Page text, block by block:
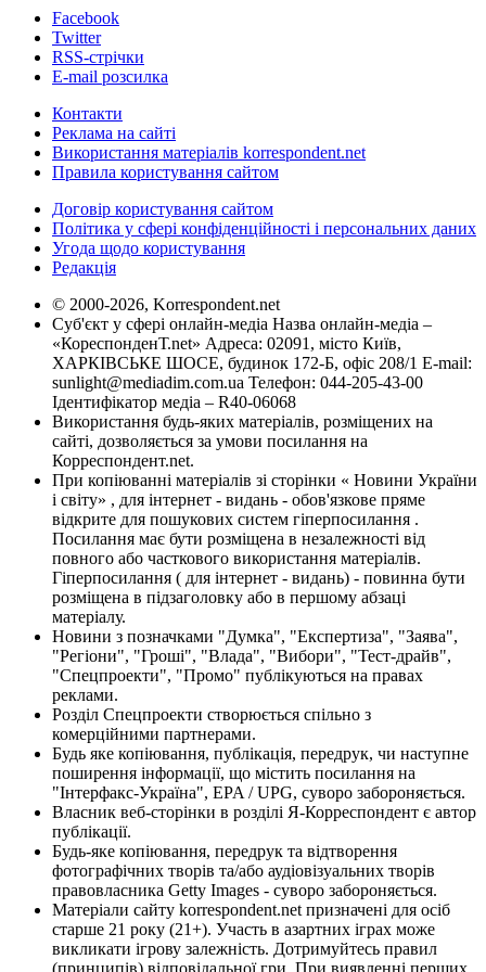
Facebook
Twitter
RSS-стрічки
E-mail розсилка
Контакти
Реклама на сайті
Використання матеріалів korrespondent.net
Правила користування сайтом
Договір користування сайтом
Політика у сфері конфіденційності і персональних даних
Угода щодо користування
Редакція
© 2000-2026, Korrespondent.net
Суб'єкт у сфері онлайн-медіа Назва онлайн-медіа –
«КореспонденТ.net» Адреса: 02091, місто Київ,
ХАРКІВСЬКЕ ШОСЕ, будинок 172-Б, офіс 208/1 E-mail:
sunlight@mediadim.com.ua Телефон: 044-205-43-00
Ідентифікатор медіа – R40-06068
Використання будь-яких матеріалів, розміщених на
сайті, дозволяється за умови посилання на
Корреспондент.net.
При копіюванні матеріалів зі сторінки « Новини України
і світу» , для інтернет - видань - обов'язкове пряме
відкрите для пошукових систем гіперпосилання .
Посилання має бути розміщена в незалежності від
повного або часткового використання матеріалів.
Гіперпосилання ( для інтернет - видань) - повинна бути
розміщена в підзаголовку або в першому абзаці
матеріалу.
Новини з позначками "Думка", "Експертиза", "Заява",
"Регіони", "Гроші", "Влада", "Вибори", "Тест-драйв",
"Спецпроекти", "Промо" публікуються на правах
реклами.
Розділ Спецпроекти створюється спільно з
комерційними партнерами.
Будь яке копіювання, публікація, передрук, чи наступне
поширення інформації, що містить посилання на
"Інтерфакс-Україна", EPA / UPG, суворо забороняється.
Власник веб-сторінки в розділі Я-Корреспондент є автор
публікації.
Будь-яке копіювання, передрук та відтворення
фотографічних творів та/або аудіовізуальних творів
правовласника Getty Images - суворо забороняється.
Матеріали сайту korrespondent.net призначені для осіб
старше 21 року (21+). Участь в азартних іграх може
викликати ігрову залежність. Дотримуйтесь правил
(принципів) відповідальної гри. При виявленні перших